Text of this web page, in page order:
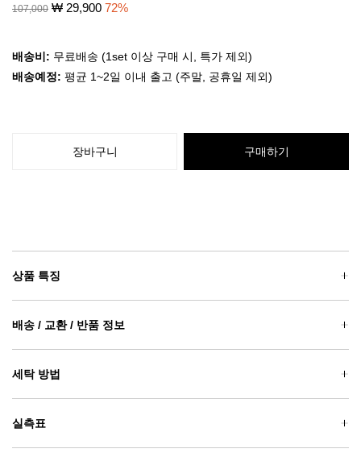
107,000 ₩ 29,900 72%
배송비: 무료배송 (1set 이상 구매 시, 특가 제외)
배송예정: 평균 1~2일 이내 출고 (주말, 공휴일 제외)
장바구니 구매하기
상품 특징
배송 / 교환 / 반품 정보
세탁 방법
실측표